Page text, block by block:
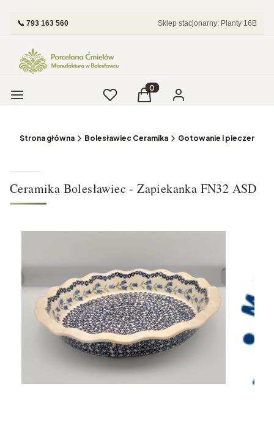
📞 793 163 560 Sklep stacjonarny: Planty 16B
Menu UlubioneProdukty w koszyku: 0.
Koszyk Zaloguj się
Strona główna Bolesławiec Ceramika Gotowanie i pieczenie
Ceramika Bolesławiec - Zapiekanka FN32 ASD